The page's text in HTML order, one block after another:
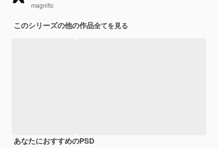
magnific
このシリーズの他の作品全てを見る
あなたにおすすめのPSD